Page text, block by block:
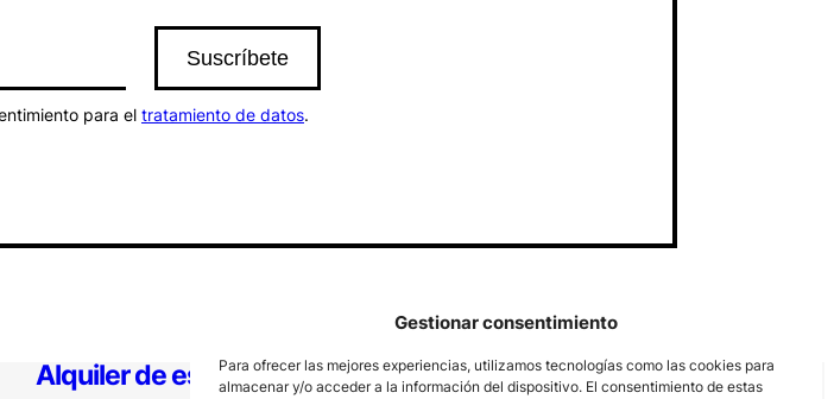
Gestionar consentimiento
Para ofrecer las mejores experiencias, utilizamos tecnologías como las cookies para
almacenar y/o acceder a la información del dispositivo. El consentimiento de estas
para el tratamiento de datos.
Alquiler de espacios